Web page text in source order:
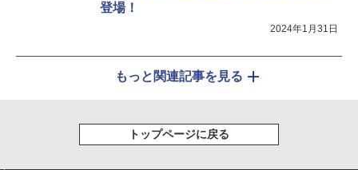
登場！
2024年1月31日
もっと関連記事を見る
トップページに戻る